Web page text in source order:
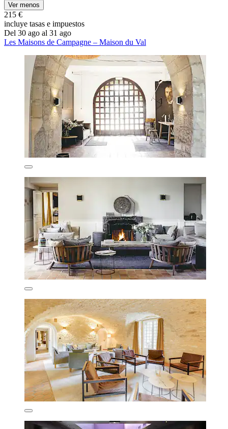
Ver menos
215 €
incluye tasas e impuestos
Del 30 ago al 31 ago
Les Maisons de Campagne – Maison du Val